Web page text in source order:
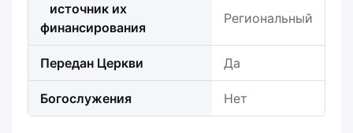
источник их
финансирования
Региональный
Передан Церкви Да
Богослужения Нет